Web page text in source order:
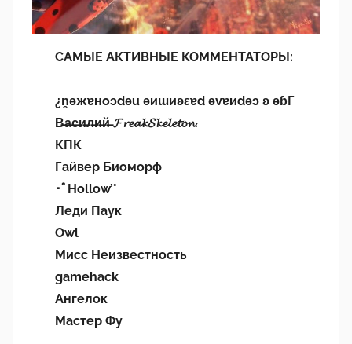
САМЫЕ АКТИВНЫЕ КОММЕНТАТОРЫ:
¿n̯ǝжɐноɔdǝu ǝиɯиʚεɐd ǝvɐиdǝɔ ʚ ǝɓГ
В̶а̶с̶и̶л̶и̶й̶ 𝓕𝓻𝓮𝓪𝓴𝓢𝓴𝓮𝓵𝓮𝓽𝓸𝓷.
КПК
Гайвер Биоморф
･ﾟHollow’°
Леди Паук
Owl
Мисс Неизвестность
gamehack
Ангелок
Мастер Фу